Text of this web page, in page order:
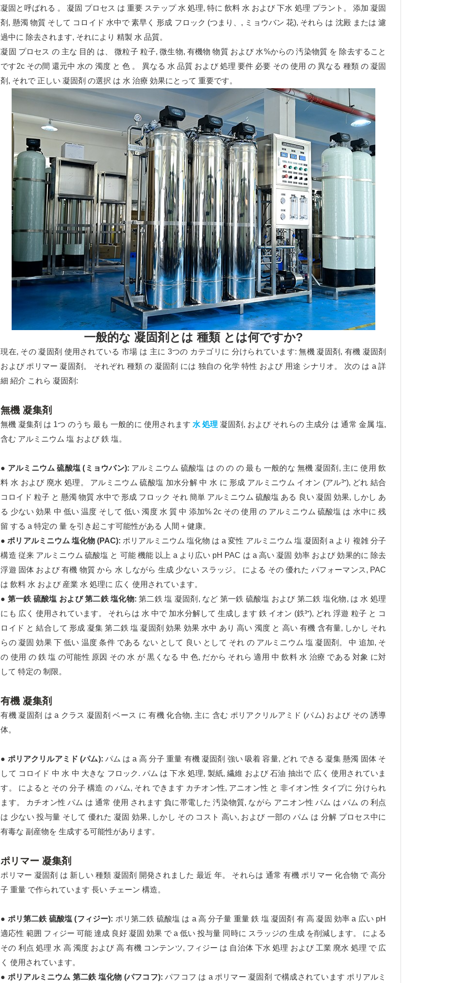
凝固と呼ばれる 。 凝固 プロセス は 重要 ステップ 水 処理, 特に 飲料 水 および 下水 処理 プラント。 添加 凝固
剤, 懸濁 物質 そして コロイド 水中で 素早く 形成 フロック (つまり、, ミョウバン 花), それら は 沈殿 または 濾
過中に 除去されます, それにより 精製 水 品質。
凝固 プロセス の 主な 目的 は、 微粒子 粒子, 微生物, 有機物 物質 および 水%からの 汚染物質 を 除去すること
です2c その間 還元中 水の 濁度 と 色 。 異なる 水 品質 および 処理 要件 必要 その 使用 の 異なる 種類 の 凝固
剤, それで 正しい 凝固剤 の選択 は 水 治療 効果にとって 重要です。
一般的な 凝固剤とは 種類 とは何ですか?
現在, その 凝固剤 使用されている 市場 は 主に 3つの カテゴリに 分けられています: 無機 凝固剤, 有機 凝固剤
および ポリマー 凝固剤。 それぞれ 種類 の 凝固剤 には 独自の 化学 特性 および 用途 シナリオ。 次の は a 詳
細 紹介 これら 凝固剤:
無機 凝集剤
無機 凝集剤 は 1つ のうち 最も 一般的に 使用されます 水 処理 凝固剤, および それらの 主成分 は 通常 金属 塩,
含む アルミニウム 塩 および 鉄 塩。
● アルミニウム 硫酸塩 (ミョウバン): アルミニウム 硫酸塩 は の の の 最も 一般的な 無機 凝固剤, 主に 使用 飲
料 水 および 廃水 処理。 アルミニウム 硫酸塩 加水分解 中 水 に 形成 アルミニウム イオン (アル³⁺), どれ 結合
コロイド 粒子 と 懸濁 物質 水中で 形成 フロック それ 簡単 アルミニウム 硫酸塩 ある 良い 凝固 効果, しかし あ
る 少ない 効果 中 低い 温度 そして 低い 濁度 水 質 中 添加% 2c その 使用 の アルミニウム 硫酸塩 は 水中に 残
留 する a 特定の 量 を引き起こす可能性がある 人間＋健康。
● ポリアルミニウム 塩化物 (PAC): ポリアルミニウム 塩化物 は a 変性 アルミニウム 塩 凝固剤 a より 複雑 分子
構造 従来 アルミニウム 硫酸塩 と 可能 機能 以上 a より広い pH PAC は a 高い 凝固 効率 および 効果的に 除去
浮遊 固体 および 有機 物質 から 水 しながら 生成 少ない スラッジ。 による その 優れた パフォーマンス, PAC
は 飲料 水 および 産業 水 処理に 広く 使用されています。
● 第一鉄 硫酸塩 および 第二鉄 塩化物:第二鉄 塩 凝固剤, など 第一鉄 硫酸塩 および 第二鉄 塩化物, は 水 処理
にも 広く 使用されています。 それらは 水 中で 加水分解して 生成します 鉄 イオン (鉄³⁺), どれ 浮遊 粒子 と コ
ロイド と 結合して 形成 凝集 第二鉄 塩 凝固剤 効果 効果 水中 あり 高い 濁度 と 高い 有機 含有量, しかし それ
らの 凝固 効果 下 低い 温度 条件 である ない として 良い として それ の アルミニウム 塩 凝固剤。 中 追加, そ
の 使用 の 鉄 塩 の可能性 原因 その 水 が 黒くなる 中 色, だから それら 適用 中 飲料 水 治療 である 対象 に対
して 特定の 制限。
有機 凝集剤
有機 凝固剤 は a クラス 凝固剤 ベース に 有機 化合物, 主に 含む ポリアクリルアミド (パム) および その 誘導
体。
● ポリアクリルアミド (パム): パム は a 高 分子 重量 有機 凝固剤 強い 吸着 容量, どれ できる 凝集 懸濁 固体 そ
して コロイド 中 水 中 大きな フロック. パム は 下水 処理, 製紙, 繊維 および 石油 抽出で 広く 使用されていま
す。 によると その 分子 構造 の パム, それ できます カチオン性, アニオン性 と 非イオン性 タイプに 分けられ
ます。 カチオン性 パム は 通常 使用 されます 負に帯電した 汚染物質, ながら アニオン性 パム は パム の 利点
は 少ない 投与量 そして 優れた 凝固 効果, しかし その コスト 高い, および 一部の パム は 分解 プロセス中に
有毒な 副産物を 生成する可能性があります。
ポリマー 凝集剤
ポリマー 凝固剤 は 新しい 種類 凝固剤 開発されました 最近 年。 それらは 通常 有機 ポリマー 化合物 で 高分
子 重量 で作られています 長い チェーン 構造。
● ポリ第二鉄 硫酸塩 (フィジー): ポリ第二鉄 硫酸塩 は a 高 分子量 重量 鉄 塩 凝固剤 有 高 凝固 効率 a 広い pH
適応性 範囲 フィジー 可能 達成 良好 凝固 効果 で a 低い 投与量 同時に スラッジの 生成 を削減します。 による
その 利点 処理 水 高 濁度 および 高 有機 コンテンツ, フィジー は 自治体 下水 処理 および 工業 廃水 処理 で 広
く 使用されています。
● ポリアルミニウム 第二鉄 塩化物 (パフコフ):パフコフ は a ポリマー 凝固剤 で構成されています ポリアルミ